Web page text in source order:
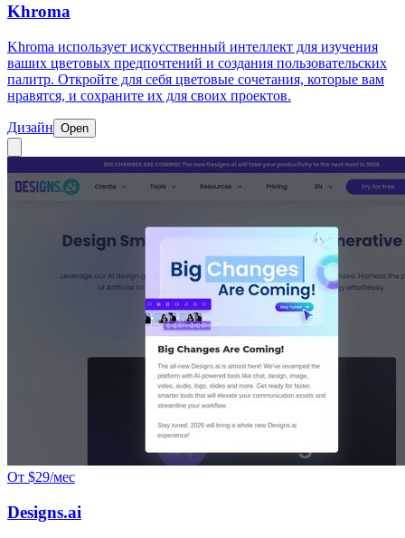
Khroma
Khroma использует искусственный интеллект для изучения
ваших цветовых предпочтений и создания пользовательских
палитр. Откройте для себя цветовые сочетания, которые вам
нравятся, и сохраните их для своих проектов.
Дизайн Open
От $29/мес
Designs.ai